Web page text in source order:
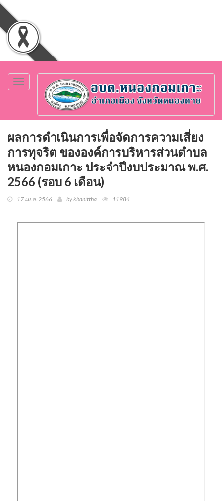
Toggle
navigation
ผลการดำเนินการเพื่อจัดการความเสี่ยง
การทุจริต ขององค์การบริหารส่วนตำบล
หนองกอมเกาะ ประจำปีงบประมาณ พ.ศ.
2566 (รอบ 6 เดือน)
17 เม.ย. 2566 by khanittha 11984